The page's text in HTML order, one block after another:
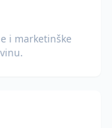
i marketinške